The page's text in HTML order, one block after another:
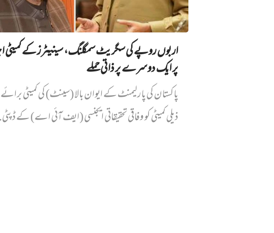
اربوں روپے کی سگریٹ سمگلنگ، سینیٹرز کے کمیٹی
پر ایک دوسرے پر ذاتی حملے
پاکستان کی پارلیمنٹ کے ایوان بالا (سینٹ) کی کمیٹی برائے
ذیلی کمیٹی کو وفاقی تحقیقاتی ایجنسی (ایف آئی اے) کے